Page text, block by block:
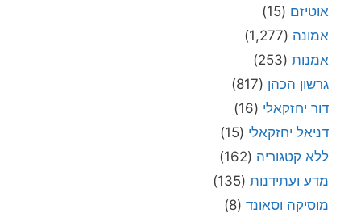
אוטיזם (15)
אמונה (1,277)
אמנות (253)
גרשון הכהן (817)
דור יחזקאלי (16)
דניאל יחזקאלי (15)
ללא קטגוריה (162)
מדע ועתידנות (135)
מוסיקה וסאונד (8)